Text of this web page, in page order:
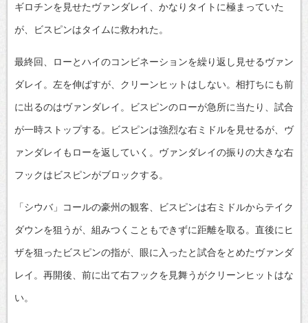
ギロチンを見せたヴァンダレイ、かなりタイトに極まっていた
が、ビスピンはタイムに救われた。
最終回、ローとハイのコンビネーションを繰り返し見せるヴァン
ダレイ。左を伸ばすが、クリーンヒットはしない。相打ちにも前
に出るのはヴァンダレイ。ビスピンのローが急所に当たり、試合
が一時ストップする。ビスピンは強烈な右ミドルを見せるが、ヴ
ァンダレイもローを返していく。ヴァンダレイの振りの大きな右
フックはビスピンがブロックする。
「シウバ」コールの豪州の観客、ビスピンは右ミドルからテイク
ダウンを狙うが、組みつくこともできずに距離を取る。直後にヒ
ザを狙ったビスピンの指が、眼に入ったと試合をとめたヴァンダ
レイ。再開後、前に出て右フックを見舞うがクリーンヒットはな
い。